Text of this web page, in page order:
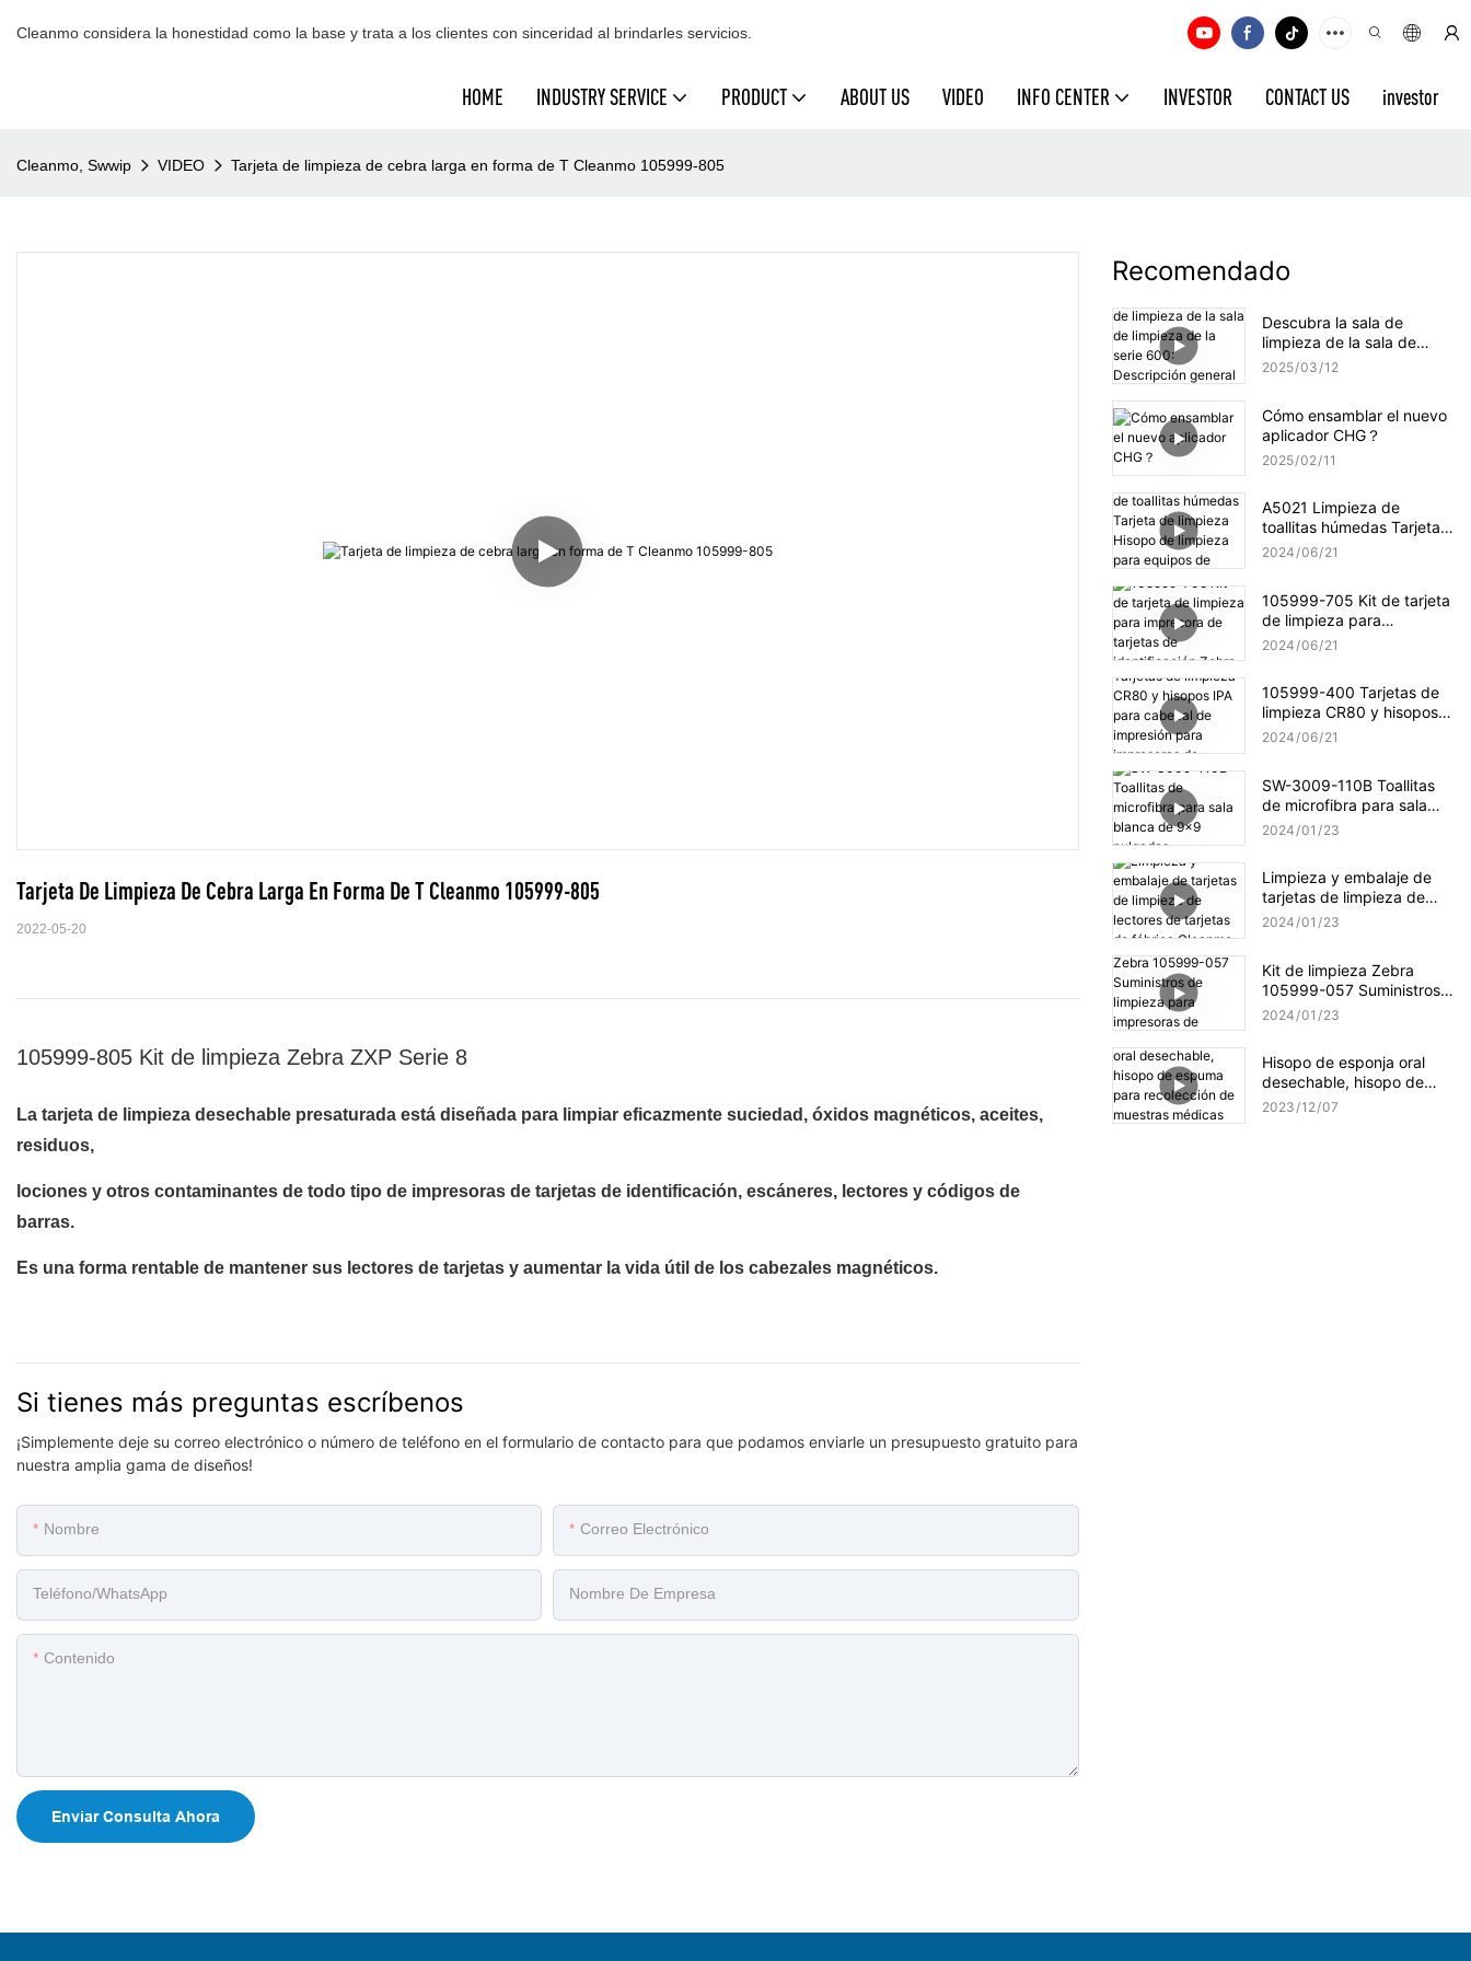
Cleanmo considera la honestidad como la base y trata a los clientes con sinceridad al brindarles servicios.
HOME INDUSTRY SERVICE PRODUCT ABOUT US VIDEO INFO CENTER INVESTOR CONTACT US investor
Cleanmo, Swwip VIDEO Tarjeta de limpieza de cebra larga en forma de T Cleanmo 105999-805
Tarjeta De Limpieza De Cebra Larga En Forma De T Cleanmo 105999-805
2022-05-20
105999-805 Kit de limpieza Zebra ZXP Serie 8
La tarjeta de limpieza desechable presaturada está diseñada para limpiar eficazmente suciedad, óxidos magnéticos, aceites,
residuos,
lociones y otros contaminantes de todo tipo de impresoras de tarjetas de identificación, escáneres, lectores y códigos de
barras.
Es una forma rentable de mantener sus lectores de tarjetas y aumentar la vida útil de los cabezales magnéticos.
Si tienes más preguntas escríbenos
¡Simplemente deje su correo electrónico o número de teléfono en el formulario de contacto para que podamos enviarle un presupuesto gratuito para
nuestra amplia gama de diseños!
Nombre Correo Electrónico
Teléfono/WhatsApp Nombre De Empresa
Contenido
Enviar Consulta Ahora
Recomendado
Descubra la sala de
limpieza de la sala de
limpieza de la serie 600:
2025 03 12
Cómo ensamblar el nuevo
aplicador CHG？
2025 02 11
A5021 Limpieza de
toallitas húmedas Tarjeta
de limpieza Hisopo de
2024 06 21
105999-705 Kit de tarjeta
de limpieza para
impresora de tarjetas de
2024 06 21
105999-400 Tarjetas de
limpieza CR80 y hisopos
IPA para cabezal de
2024 06 21
SW-3009-110B Toallitas
de microfibra para sala
blanca de 9x9 pulgadas
2024 01 23
Limpieza y embalaje de
tarjetas de limpieza de
lectores de tarjetas de
2024 01 23
Kit de limpieza Zebra
105999-057 Suministros
de limpieza para
2024 01 23
Hisopo de esponja oral
desechable, hisopo de
espuma para recolección
2023 12 07